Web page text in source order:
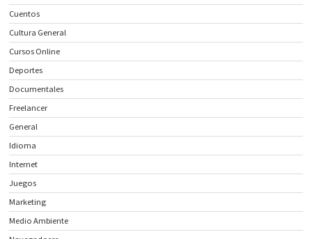
Cuentos
Cultura General
Cursos Online
Deportes
Documentales
Freelancer
General
Idioma
Internet
Juegos
Marketing
Medio Ambiente